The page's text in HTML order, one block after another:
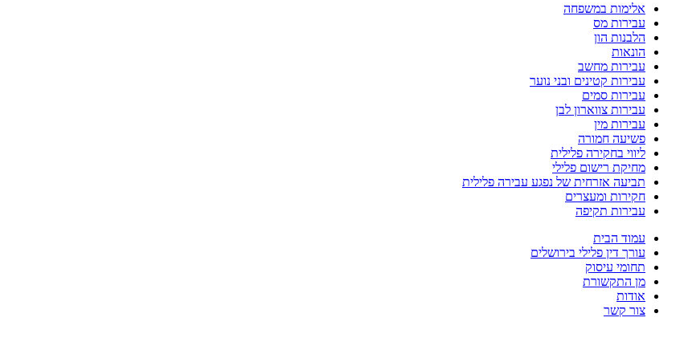
אלימות במשפחה
עבירות מס
הלבנות הון
הונאות
עבירות מחשב
עבירות קטינים ובני נוער
עבירות סמים
עבירות צווארון לבן
עבירות מין
פשיעה חמורה
ליווי בחקירה פלילית
מחיקת רישום פלילי
תביעה אזרחית של נפגע עבירה פלילית
חקירות ומעצרים
עבירות תקיפה
עמוד הבית
עורך דין פלילי בירושלים
תחומי עיסוק
מן התקשורת
אודות
צור קשר